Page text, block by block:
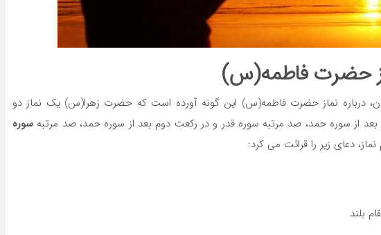
حضرت فاطمه(س)
درباره نماز حضرت فاطمه(س) این گونه آورده است که حضرت زهرا(س) یک نماز دو
از سوره حمد، صد مرتبه سوره قدر و در رکعت دوم بعد از سوره حمد، صد مرتبه سوره
دعای زیر را قرائت می کرد:
بلند